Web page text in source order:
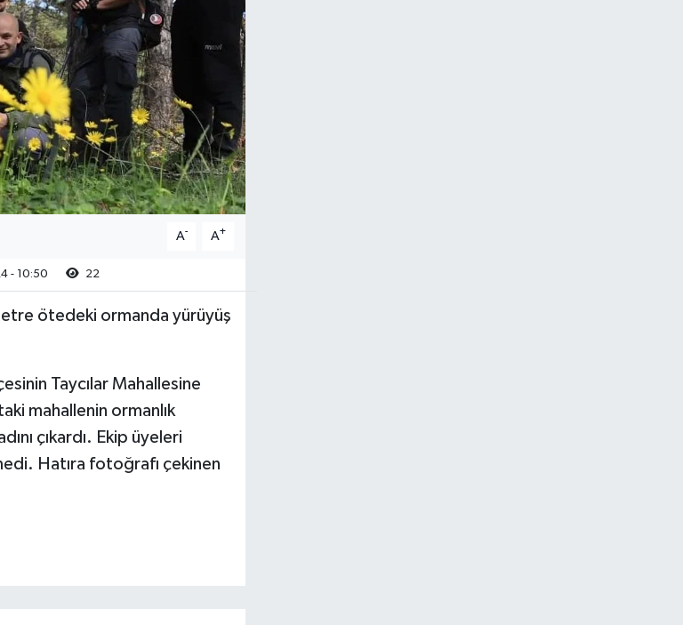
A- A+
- 10:50 22
ötedeki ormanda yürüyüş
Taycılar Mahallesine
mahallenin ormanlık
çıkardı. Ekip üyeleri
Hatıra fotoğrafı çekinen